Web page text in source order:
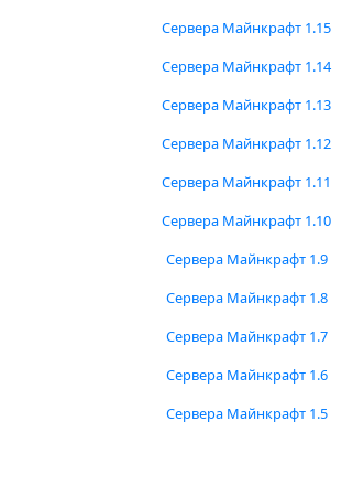
Сервера Майнкрафт 1.15
Сервера Майнкрафт 1.14
Сервера Майнкрафт 1.13
Сервера Майнкрафт 1.12
Сервера Майнкрафт 1.11
Сервера Майнкрафт 1.10
Сервера Майнкрафт 1.9
Сервера Майнкрафт 1.8
Сервера Майнкрафт 1.7
Сервера Майнкрафт 1.6
Сервера Майнкрафт 1.5